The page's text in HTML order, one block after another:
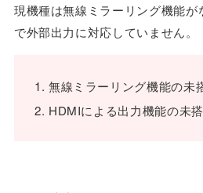
現機種は無線ミラーリング機能
で外部出力に対応していません。
無線ミラーリング機能の未
HDMIによる出力機能の未